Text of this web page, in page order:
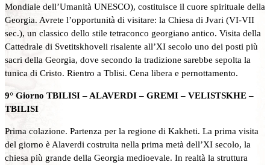
Mondiale dell’Umanità UNESCO), costituisce il cuore spirituale della
Georgia. Avrete l’opportunità di visitare: la Chiesa di Jvari (VI-VII
sec.), un classico dello stile tetraconco georgiano antico. Visita della
Cattedrale di Svetitskhoveli risalente all’XI secolo uno dei posti più
sacri della Georgia, dove secondo la tradizione sarebbe sepolta la
tunica di Cristo. Rientro a Tblisi. Cena libera e pernottamento.
9° Giorno TBILISI – ALAVERDI – GREMI – VELISTSKHE –
TBILISI
Prima colazione. Partenza per la regione di Kakheti. La prima visita
del giorno è Alaverdi costruita nella prima metà dell’XI secolo, la
chiesa più grande della Georgia medioevale. In realtà la struttura